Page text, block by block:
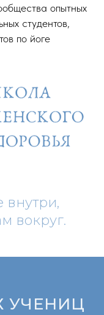
опытных
студентов,
по йоге
внутри,
вокруг.
УЧЕНИЦ